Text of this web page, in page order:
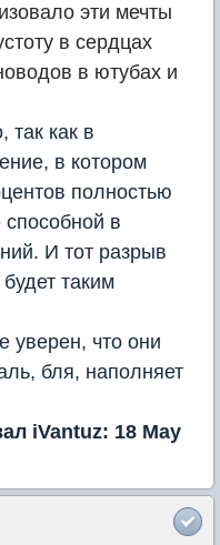
эти мечты
в сердцах
в ютубах и
так как в
в котором
полностью
в
И тот разрыв
таким
уверен, что они
бля, наполняет
iVantuz: 18 May